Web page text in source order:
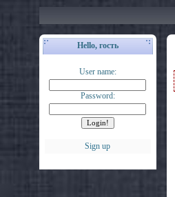
Hello, гость
User name:
Password:
Sign up